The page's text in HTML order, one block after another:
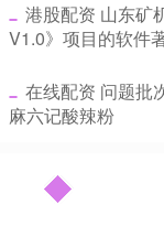
港股配资 山东矿
V1.0》项目的软件
在线配资 问题批
麻六记酸辣粉